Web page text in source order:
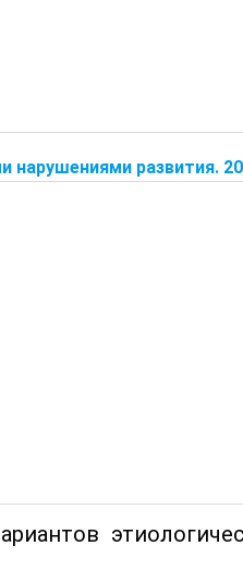
нарушениями развития.